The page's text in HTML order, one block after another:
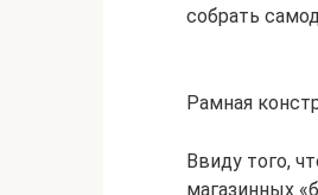
собрать
Рамная
Ввиду того,
магазинных